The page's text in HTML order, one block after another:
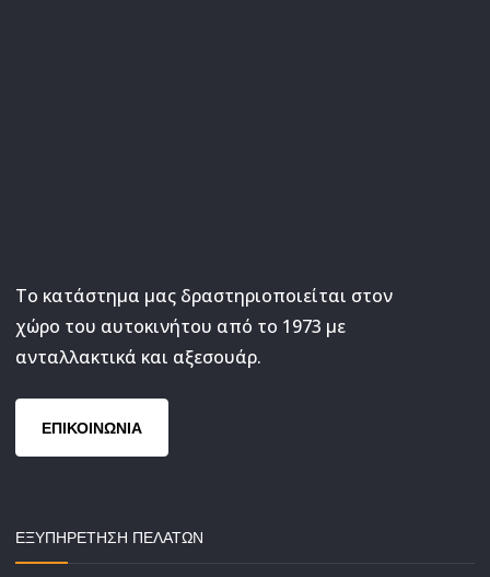
Το κατάστημα μας δραστηριοποιείται στον
χώρο του αυτοκινήτου από το 1973 με
ανταλλακτικά και αξεσουάρ.
ΕΠΙΚΟΙΝΩΝΙΑ
ΕΞΥΠΗΡΕΤΗΣΗ ΠΕΛΑΤΩΝ